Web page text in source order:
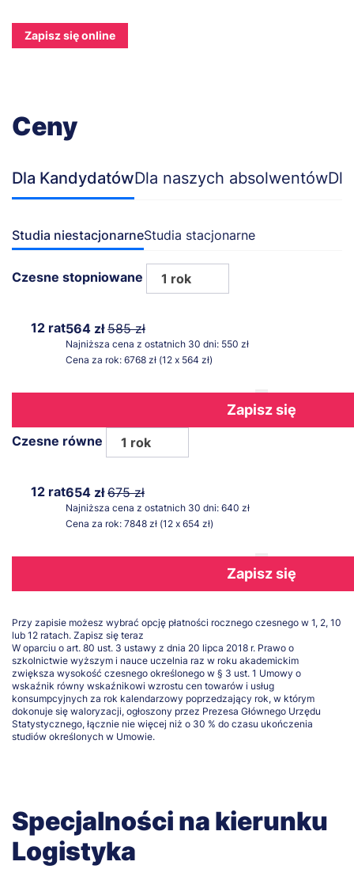
Zapisz się online
Ceny
Dla KandydatówDla naszych absolwentów
Studia niestacjonarneStudia stacjonarne
Czesne stopniowane 1 rok
12 rat564 zł585 zł
Najniższa cena z ostatnich 30 dni: 550 zł
Cena za rok: 6768 zł (12 x 564 zł)
Zapisz się
Czesne równe 1 rok
12 rat654 zł675 zł
Najniższa cena z ostatnich 30 dni: 640 zł
Cena za rok: 7848 zł (12 x 654 zł)
Zapisz się
Przy zapisie możesz wybrać opcję płatności rocznego czesnego w 1, 2, 10
lub 12 ratach. Zapisz się teraz
W oparciu o art. 80 ust. 3 ustawy z dnia 20 lipca 2018 r. Prawo o
szkolnictwie wyższym i nauce uczelnia raz w roku akademickim
zwiększa wysokość czesnego określonego w § 3 ust. 1 Umowy o
wskaźnik równy wskaźnikowi wzrostu cen towarów i usług
konsumpcyjnych za rok kalendarzowy poprzedzający rok, w którym
dokonuje się waloryzacji, ogłoszony przez Prezesa Głównego Urzędu
Statystycznego, łącznie nie więcej niż o 30 % do czasu ukończenia
studiów określonych w Umowie.
Specjalności na kierunku
Logistyka